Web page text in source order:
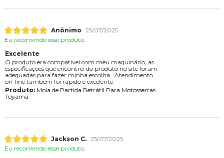
Anônimo 25/07/2025
Eu recomendo esse produto.
Excelente
O produto era compatível com meu maquinário, as
especificações que encontrei do produto no site foram
adequadas para fazer minha escolha . Atendimento
on-line também foi rápido e excelente.
Produto:Mola de Partida Retrátil Para Motosserras
Toyama
Jackson C. 25/07/2025
Eu recomendo esse produto.